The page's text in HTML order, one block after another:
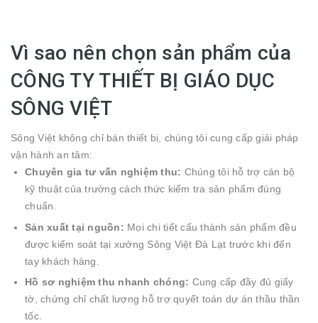
Vì sao nên chọn sản phẩm của
CÔNG TY THIẾT BỊ GIÁO DỤC
SÔNG VIỆT
Sông Việt không chỉ bán thiết bị, chúng tôi cung cấp giải pháp
vận hành an tâm:
Chuyên gia tư vấn nghiệm thu: Chúng tôi hỗ trợ cán bộ
kỹ thuật của trường cách thức kiểm tra sản phẩm đúng
chuẩn.
Sản xuất tại nguồn: Mọi chi tiết cấu thành sản phẩm đều
được kiểm soát tại xưởng Sông Việt Đà Lạt trước khi đến
tay khách hàng.
Hồ sơ nghiệm thu nhanh chóng: Cung cấp đầy đủ giấy
tờ, chứng chỉ chất lượng hỗ trợ quyết toán dự án thầu thần
tốc.